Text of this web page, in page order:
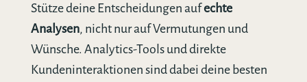
Stütze deine Entscheidungen aufechte
Analysen, nicht nur auf Vermutungen und
Wünsche. Analytics-Tools und direkte
Kundeninteraktionen sind dabei deine besten